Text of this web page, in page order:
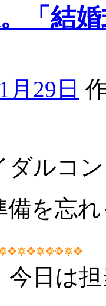
「結
月29日
ダルコ
備を忘
今日は